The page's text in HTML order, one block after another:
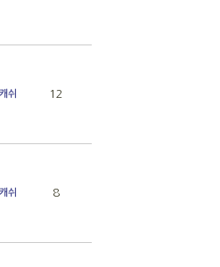
쉬 12
쉬 8